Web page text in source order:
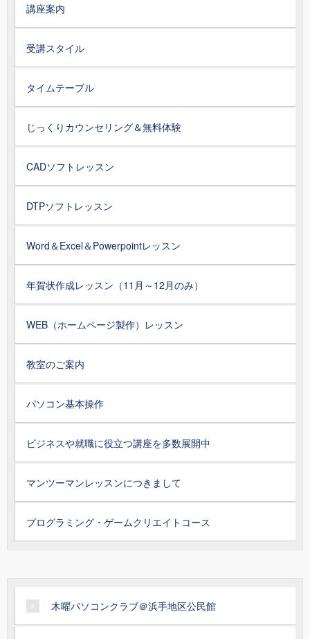
講座案内
受講スタイル
タイムテーブル
じっくりカウンセリング＆無料体験
CADソフトレッスン
DTPソフトレッスン
Word＆Excel＆Powerpointレッスン
年賀状作成レッスン（11月～12月のみ）
WEB（ホームページ製作）レッスン
教室のご案内
パソコン基本操作
ビジネスや就職に役立つ講座を多数展開中
マンツーマンレッスンにつきまして
プログラミング・ゲームクリエイトコース
木曜パソコンクラブ＠浜手地区公民館